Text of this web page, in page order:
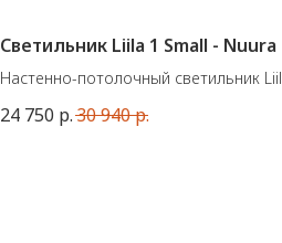
Светильник Liila 1 Small - Nuura
Настенно-потолочный светильник Liila
Подходит для ванных комнат. IP 44.
24 750 р.30 940р.